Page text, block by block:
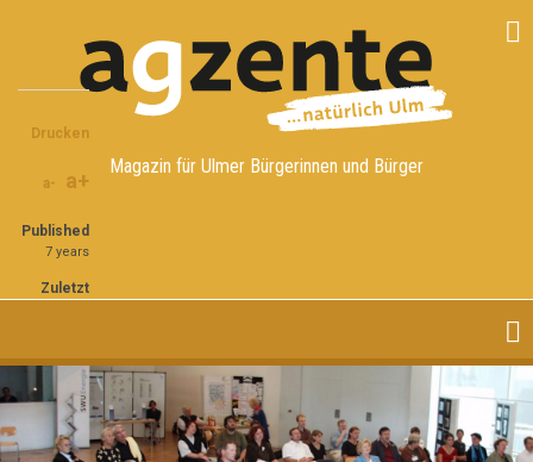
Magazin für Ulmer Bürgerinnen und Bürger
Share
Facebook
Share
Twitter
Share
through
email
Drucken
a- a+
Published
7 years
Zuletzt